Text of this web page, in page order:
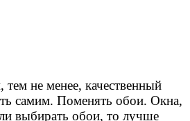
тем не менее, качественный
самим. Поменять обои. Окна,
выбирать обои, то лучше